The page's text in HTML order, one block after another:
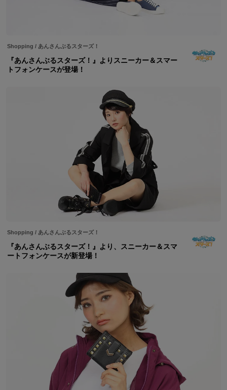
Shopping / あんさんぶるスターズ！
『あんさんぶるスターズ！』よりスニーカー＆スマー
トフォンケースが登場！
Shopping / あんさんぶるスターズ！
『あんさんぶるスターズ！』より、スニーカー＆スマ
ートフォンケースが新登場！